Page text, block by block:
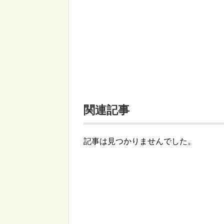
関連記事
記事は見つかりませんでした。